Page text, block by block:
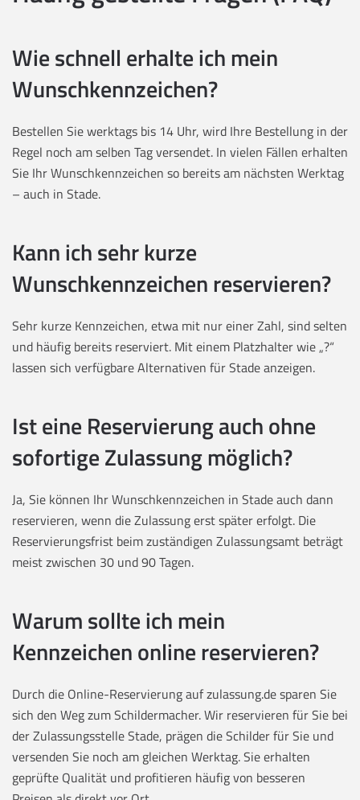
Wie schnell erhalte ich mein
Wunschkennzeichen?
Bestellen Sie werktags bis 14 Uhr, wird Ihre Bestellung in der
Regel noch am selben Tag versendet. In vielen Fällen erhalten
Sie Ihr Wunschkennzeichen so bereits am nächsten Werktag
– auch in Stade.
Kann ich sehr kurze
Wunschkennzeichen reservieren?
Sehr kurze Kennzeichen, etwa mit nur einer Zahl, sind selten
und häufig bereits reserviert. Mit einem Platzhalter wie „?“
lassen sich verfügbare Alternativen für Stade anzeigen.
Ist eine Reservierung auch ohne
sofortige Zulassung möglich?
Ja, Sie können Ihr Wunschkennzeichen in Stade auch dann
reservieren, wenn die Zulassung erst später erfolgt. Die
Reservierungsfrist beim zuständigen Zulassungsamt beträgt
meist zwischen 30 und 90 Tagen.
Warum sollte ich mein
Kennzeichen online reservieren?
Durch die Online-Reservierung auf zulassung.de sparen Sie
sich den Weg zum Schildermacher. Wir reservieren für Sie bei
der Zulassungsstelle Stade, prägen die Schilder für Sie und
versenden Sie noch am gleichen Werktag. Sie erhalten
geprüfte Qualität und profitieren häufig von besseren